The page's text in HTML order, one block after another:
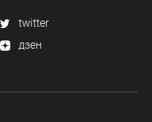
twitter
дзен